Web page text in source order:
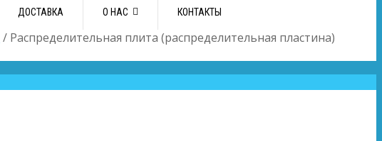
ДОСТАВКА О НАС КОНТАКТЫ
/ Распределительная плита (распределительная пластина)